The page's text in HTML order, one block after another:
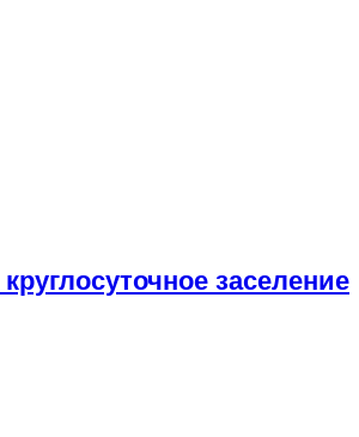
круглосуточное заселение